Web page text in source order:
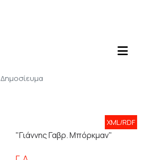
Δημοσίευμα
XML/RDF
"Γιάννης Γαβρ. Μπόρκμαν"